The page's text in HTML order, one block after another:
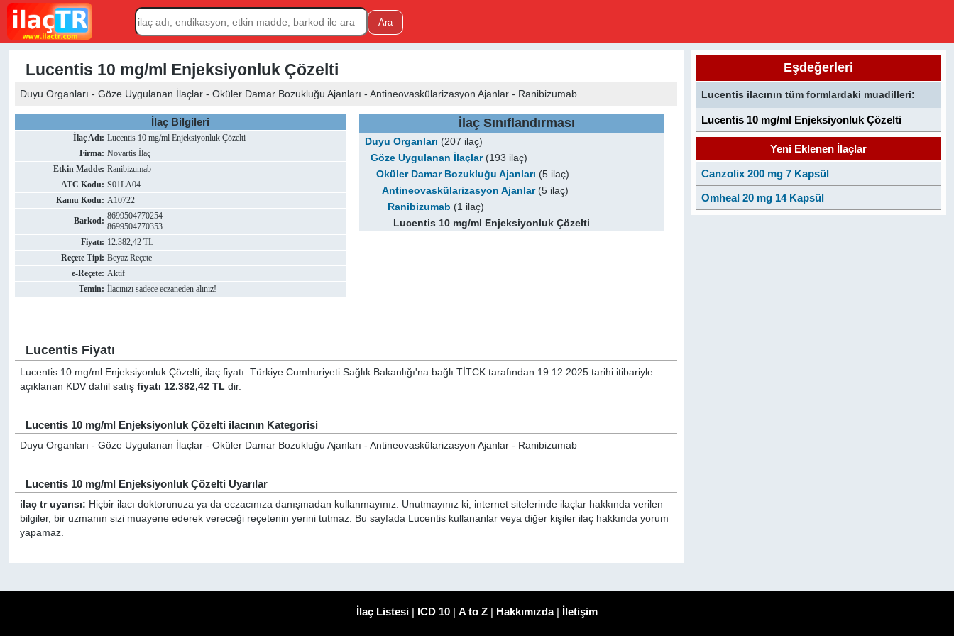
Lucentis 10 mg/ml Enjeksiyonluk Çözelti
Duyu Organları - Göze Uygulanan İlaçlar - Oküler Damar Bozukluğu Ajanları - Antineovaskülarizasyon Ajanlar - Ranibizumab
İlaç Bilgileri
İlaç Adı: Lucentis 10 mg/ml Enjeksiyonluk Çözelti
Firma: Novartis İlaç
Etkin Madde: Ranibizumab
ATC Kodu: S01LA04
Kamu Kodu: A10722
Barkod: 8699504770254
8699504770353
Fiyatı: 12.382,42 TL
Reçete Tipi: Beyaz Reçete
e-Reçete: Aktif
Temin: İlacınızı sadece eczaneden alınız!
İlaç Sınıflandırması
Duyu Organları (207 ilaç)
Göze Uygulanan İlaçlar(193 ilaç)
Oküler Damar Bozukluğu Ajanları (5 ilaç)
Antineovaskülarizasyon Ajanlar(5 ilaç)
Ranibizumab (1 ilaç)
Lucentis 10 mg/ml Enjeksiyonluk Çözelti
Lucentis Fiyatı
Lucentis 10 mg/ml Enjeksiyonluk Çözelti, ilaç fiyatı: Türkiye Cumhuriyeti Sağlık Bakanlığı'na bağlı TİTCK tarafından 19.12.2025 tarihi itibariyle
açıklanan KDV dahil satışfiyatı 12.382,42 TL dir.
Lucentis 10 mg/ml Enjeksiyonluk Çözelti ilacının Kategorisi
Duyu Organları - Göze Uygulanan İlaçlar - Oküler Damar Bozukluğu Ajanları - Antineovaskülarizasyon Ajanlar - Ranibizumab
Lucentis 10 mg/ml Enjeksiyonluk Çözelti Uyarılar
ilaç tr uyarısı: Hiçbir ilacı doktorunuza ya da eczacınıza danışmadan kullanmayınız. Unutmayınız ki, internet sitelerinde ilaçlar hakkında verilen
bilgiler, bir uzmanın sizi muayene ederek vereceği reçetenin yerini tutmaz. Bu sayfada Lucentis kullananlar veya diğer kişiler ilaç hakkında yorum
yapamaz.
Eşdeğerleri
Lucentis ilacının tüm formlardaki muadilleri:
Lucentis 10 mg/ml Enjeksiyonluk Çözelti
Yeni Eklenen İlaçlar
Canzolix 200 mg 7 Kapsül
Omheal 20 mg 14 Kapsül
İlaç Listesi | ICD 10 | A to Z | Hakkımızda| İletişim